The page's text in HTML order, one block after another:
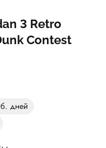
3 Retro
Contest
дней